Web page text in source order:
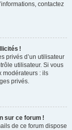
contactez
!
privés d’un utilisateur
utilisateur. Si vous
modérateurs : ils
privés.
sur ce forum !
de ce forum dispose